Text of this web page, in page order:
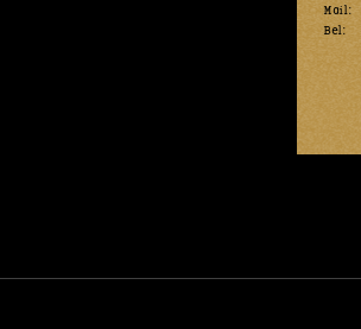
Mail:
Bel: